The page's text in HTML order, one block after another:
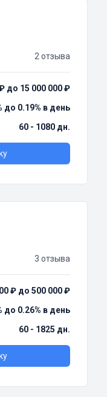
2 отзыва
до 15 000 000 ₽
до 0.19% в день
60 - 1080 дн.
3 отзыва
₽ до 500 000 ₽
до 0.26% в день
60 - 1825 дн.